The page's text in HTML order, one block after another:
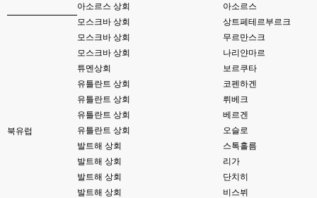
아소르스 상회
아소르스
북유럽
모스크바 상회
상트페테르부르크
모스크바 상회
무르만스크
모스크바 상회
나리얀마르
튜멘상회
보르쿠타
유틀란트 상회
코펜하겐
유틀란트 상회
뤼베크
유틀란트 상회
베르겐
유틀란트 상회
오슬로
발트해 상회
스톡홀름
발트해 상회
리가
발트해 상회
단치히
발트해 상회
비스뷔
00:12
솔찍히 아직도 라이믹스보다 xe가 정이 더가긴합니다 ㅠ
솔직히 적응이 xe1이다보니깐 라이믹스는 비슷하면서 틀리니 적응이 안되요
그렇다고 코어랑 모듈 전부 마개조해버릴려니 난중 또 공식버전 올라오면 답